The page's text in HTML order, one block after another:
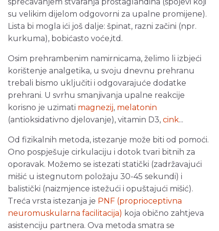
sprečavanjem stvaranja prostaglandina (spojevi koji
su velikim dijelom odgovorni za upalne promijene).
Lista bi mogla ići još dalje: špinat, razni začini (npr.
kurkuma), bobićasto voće,itd.
Osim prehrambenim namirnicama, želimo li izbjeći
korištenje analgetika, u svoju dnevnu prehranu
trebali bismo uključiti i odgovarajuće dodatke
prehrani. U svrhu smanjivanja upalne reakcije
korisno je uzimati magnezij, melatonin
(antioksidativno djelovanje), vitamin D3, cink...
Od fizikalnih metoda, istezanje može biti od pomoći.
Ono pospješuje cirkulaciju i dotok tvari bitnih za
oporavak. Možemo se istezati statički (zadržavajući
mišić u istegnutom položaju 30-45 sekundi) i
balistički (naizmjence istežući i opuštajući mišić).
Treća vrsta istezanja je PNF (proprioceptivna
neuromuskularna facilitacija) koja obično zahtjeva
asistenciju partnera. Ova metoda smatra se